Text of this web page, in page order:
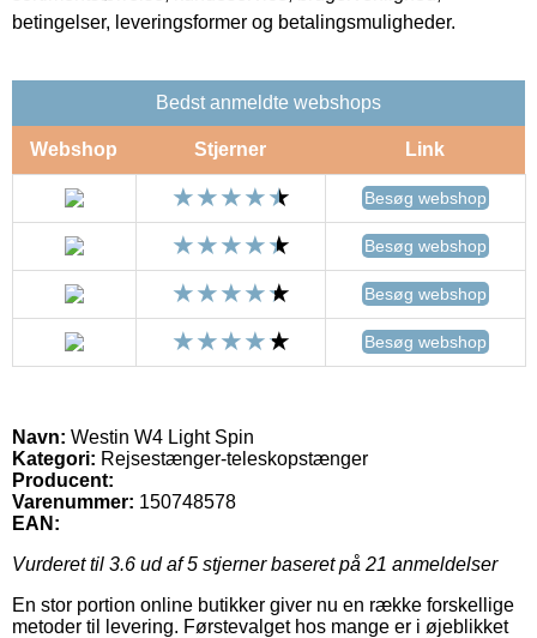
betingelser, leveringsformer og betalingsmuligheder.
Bedst anmeldte webshops
Webshop Stjerner Link
Besøg webshop
Besøg webshop
Besøg webshop
Besøg webshop
Navn: Westin W4 Light Spin
Kategori: Rejsestænger-teleskopstænger
Producent:
Varenummer: 150748578
EAN:
Vurderet til 3.6 ud af 5 stjerner baseret på 21 anmeldelser
En stor portion online butikker giver nu en række forskellige
metoder til levering. Førstevalget hos mange er i øjeblikket